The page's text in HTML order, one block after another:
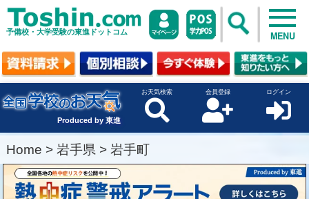
予備校・大学受験の東進ドットコム MENU
Produced by 東進
お天気検索 会員登録 ログイン
Home > 岩手県 > 岩手町